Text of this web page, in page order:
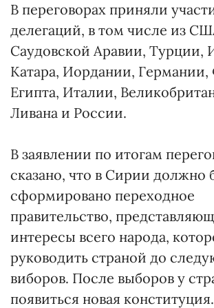
В переговорах приняли
делегаций, в том числе из
Саудовской Аравии, Турции,
Катара, Иордании,
Египта, Италии,
Ливана и России.
В заявлении по итогам
сказано, что в Сирии должно
сформировано переходное
правительство,
интересы всего народа,
руководить страной до
виборов. После выборов у
появиться новая конституция.